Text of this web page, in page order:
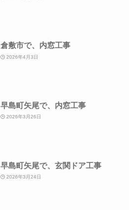
倉敷市で、内窓工事
2026年4月3日
早島町矢尾で、内窓工事
2026年3月26日
早島町矢尾で、玄関ドア工事
2026年3月24日